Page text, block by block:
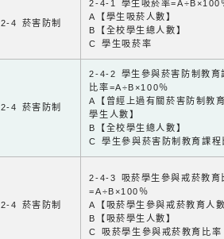
2-4 菸害防制
2-4-1 學生吸菸率=A÷B×100
A【學生吸菸人數】
B【全校學生總人數】
C 學生吸菸率
2-4 菸害防制
2-4-2 學生參與菸害防制教育
比率=A÷B×100％
A【曾經上過有關菸害防制教
學生人數】
B【全校學生總人數】
C 學生參與菸害防制教育課程
2-4 菸害防制
2-4-3 吸菸學生參與戒菸教育
=A÷B×100％
A【吸菸學生參與戒菸教育人
B【吸菸學生人數】
C 吸菸學生參與戒菸教育比率